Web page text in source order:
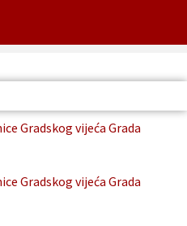
Gradskog vijeća Grada
Gradskog vijeća Grada